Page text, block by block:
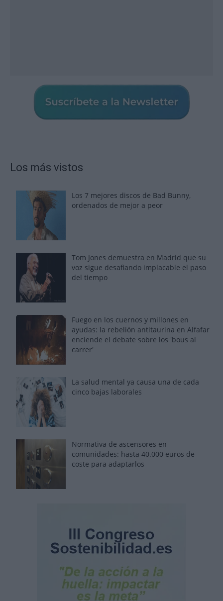
Los más vistos
Los 7 mejores discos de Bad Bunny,
ordenados de mejor a peor
Tom Jones demuestra en Madrid que su
voz sigue desafiando implacable el paso
del tiempo
Fuego en los cuernos y millones en
ayudas: la rebelión antitaurina en Alfafar
enciende el debate sobre los 'bous al
carrer'
La salud mental ya causa una de cada
cinco bajas laborales
Normativa de ascensores en
comunidades: hasta 40.000 euros de
coste para adaptarlos